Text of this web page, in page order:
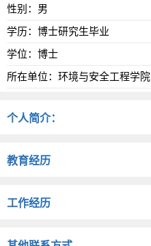
性别：男
学历：博士研究生毕业
学位：博士
所在单位：环境与安全工程学院
个人简介：
教育经历
工作经历